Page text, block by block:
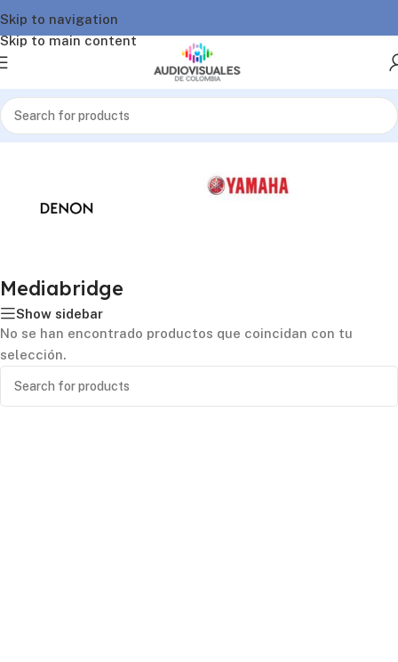
Skip to navigation
Skip to main content
Inicio/Mediabridge
Mediabridge
Show sidebar
No se han encontrado productos que coincidan con tu
selección.